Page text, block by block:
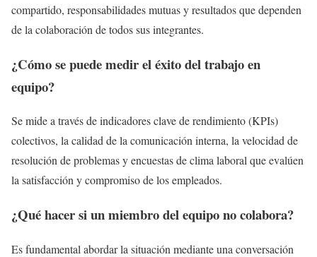
compartido, responsabilidades mutuas y resultados que dependen
de la colaboración de todos sus integrantes.
¿Cómo se puede medir el éxito del trabajo en
equipo?
Se mide a través de indicadores clave de rendimiento (KPIs)
colectivos, la calidad de la comunicación interna, la velocidad de
resolución de problemas y encuestas de clima laboral que evalúen
la satisfacción y compromiso de los empleados.
¿Qué hacer si un miembro del equipo no colabora?
Es fundamental abordar la situación mediante una conversación